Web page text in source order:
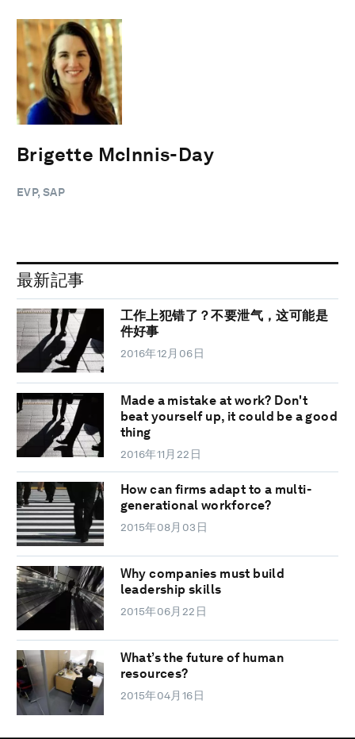
Brigette McInnis-Day
EVP, SAP
最新記事
工作上犯错了？不要泄气，这可能是
件好事
2016年12月06日
Made a mistake at work? Don't
beat yourself up, it could be a good
thing
2016年11月22日
How can firms adapt to a multi-
generational workforce?
2015年08月03日
Why companies must build
leadership skills
2015年06月22日
What’s the future of human
resources?
2015年04月16日